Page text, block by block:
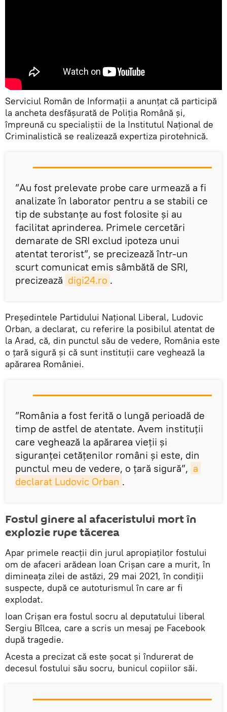
Serviciul Român de Informații a anunțat că participă
la ancheta desfășurată de Poliția Română și,
împreună cu specialiștii de la Institutul Național de
Criminalistică se realizează expertiza pirotehnică.
”Au fost prelevate probe care urmează a fi
analizate în laborator pentru a se stabili ce
tip de substanțe au fost folosite și au
facilitat aprinderea. Primele cercetări
demarate de SRI exclud ipoteza unui
atentat terorist”, se precizează într-un
scurt comunicat emis sâmbătă de SRI,
precizează digi24.ro .
Președintele Partidului Național Liberal, Ludovic
Orban, a declarat, cu referire la posibilul atentat de
la Arad, că, din punctul său de vedere, România este
o țară sigură și că sunt instituții care veghează la
apărarea României.
”România a fost ferită o lungă perioadă de
timp de astfel de atentate. Avem instituţii
care veghează la apărarea vieţii şi
siguranţei cetăţenilor români şi este, din
punctul meu de vedere, o ţară sigură”, a
declarat Ludovic Orban .
Fostul ginere al afaceristului mort în
explozie rupe tăcerea
Apar primele reacții din jurul apropiaților fostului
om de afaceri arădean Ioan Crișan care a murit, în
dimineața zilei de astăzi, 29 mai 2021, în condiții
suspecte, după ce autoturismul în care ar fi
explodat.
Ioan Crișan era fostul socru al deputatului liberal
Sergiu Bîlcea, care a scris un mesaj pe Facebook
după tragedie.
Acesta a precizat că este șocat și îndurerat de
decesul fostului său socru, bunicul copiilor săi.